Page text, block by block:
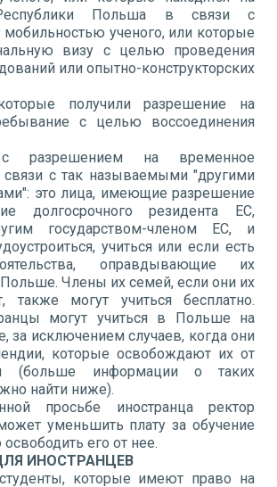
Польша в связи с
мобильностью ученого, или которые
визу с целью проведения
или опытно-конструкторских
получили разрешение на
с целью воссоединения
с разрешением на временное
с так называемыми "другими
это лица, имеющие разрешение
долгосрочного резидента ЕС,
государством-членом ЕС, и
учиться или если есть
оправдывающие их
Члены их семей, если они их
также могут учиться бесплатно.
могут учиться в Польше на
за исключением случаев, когда они
которые освобождают их от
(больше информации о таких
найти ниже).
просьбе иностранца ректор
уменьшить плату за обучение
его от нее.
ИНОСТРАНЦЕВ
которые имеют право на